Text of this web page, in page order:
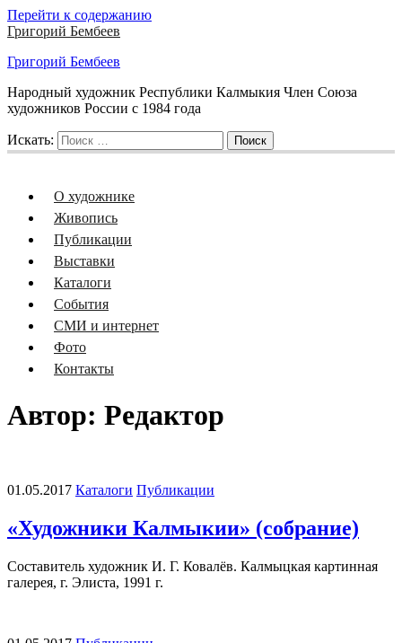
Перейти к содержанию
Григорий Бембеев
Григорий Бембеев
Народный художник Республики Калмыкия Член Союза
художников России с 1984 года
Искать: Поиск
О художнике
Живопись
Публикации
Выставки
Каталоги
События
СМИ и интернет
Фото
Контакты
Автор: Редактор
01.05.2017 Каталоги Публикации
«Художники Калмыкии» (собрание)
Составитель художник И. Г. Ковалёв. Калмыцкая картинная
галерея, г. Элиста, 1991 г.